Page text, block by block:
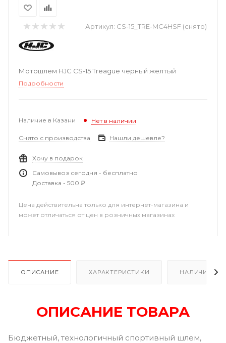
Артикул: CS-15_TRE-MC4HSF (снято)
Мотошлем HJC CS-15 Treague черный желтый
Подробности
Наличие в Казани Нет в наличии
Снято с производства Нашли дешевле?
Хочу в подарок
Самовывоз сегодня - бесплатно
Доставка - 500 ₽
Цена действительна только для интернет-магазина и
может отличаться от цен в розничных магазинах
ОПИСАНИЕ ХАРАКТЕРИСТИКИ НАЛИЧИЕ В
ОПИСАНИЕ ТОВАРА
Бюджетный, технологичный спортивный шлем,